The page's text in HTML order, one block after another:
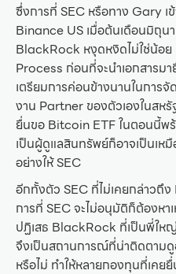
ซึ่งการที่ SEC หรือทาง Gary เ
Binance US เมื่อต้นเดือนมิถุน
BlackRock หงุดหงิดไม่ใช่น้อย
Process ก่อนที่จะนำเอกสารม
เตรียมการค่อนข้างนานในการ
งาน Partner ของตัวเองในสห
ยื่นขอ Bitcoin ETF ในตอนนี้
เป็นผู้ดูแลสินทรัพย์ก็อาจเป็นเ
อย่างให้ SEC
อีกทั้งตัว SEC ที่ไม่เคยกล่าวถึ
การที่ SEC จะไม่อนุมัติก็ต้องห
ปฏิเสธ BlackRock ที่เป็นพี่ให
จึงเป็นสถานการณ์ที่น่าติดตามดู
หรือไม่ ทำให้หลายกองทุนที่เค